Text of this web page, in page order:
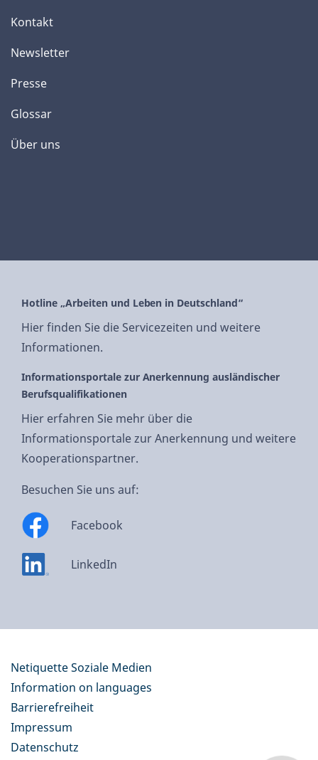
Kontakt
Newsletter
Presse
Glossar
Über uns
Hotline „Arbeiten und Leben in Deutschland“
Hier finden Sie die Servicezeiten und weitere
Informationen.
Informationsportale zur Anerkennung ausländischer
Berufsqualifikationen
Hier erfahren Sie mehr über die
Informationsportale zur Anerkennung und weitere
Kooperationspartner.
Besuchen Sie uns auf:
Facebook
LinkedIn
Netiquette Soziale Medien
Information on languages
Barrierefreiheit
Impressum
Datenschutz